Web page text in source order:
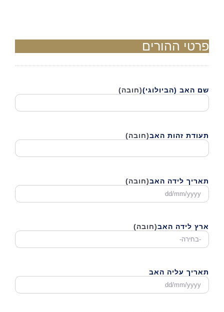
פרטי ההורים
שם האב (הביולוגי)(חובה)
תעודת זהות האב(חובה)
תאריך לידה האב(חובה)
DD
סלאש
YYYY
ארץ לידה האב(חובה)
תאריך עליה האב
DD
סלאש